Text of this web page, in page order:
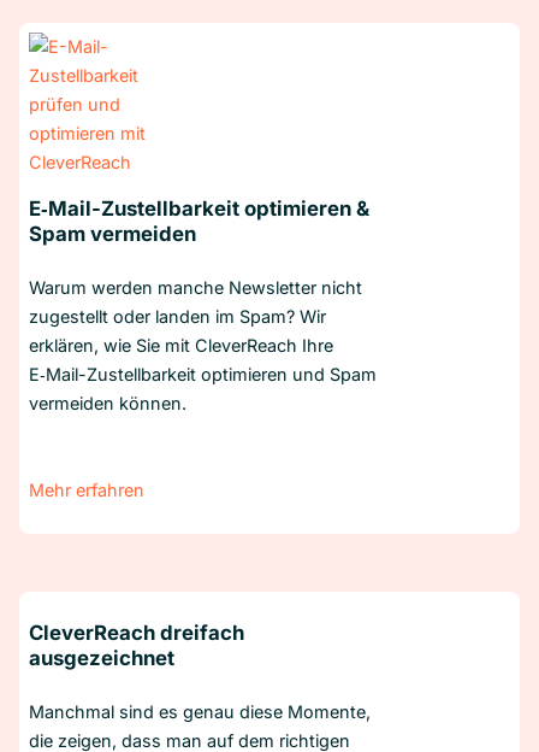
E‑Mail-Zustellbarkeit optimieren &
Spam vermeiden
Warum werden manche Newsletter nicht
zugestellt oder landen im Spam? Wir
erklären, wie Sie mit CleverReach Ihre
E‑Mail-Zustellbarkeit optimieren und Spam
vermeiden können.
Mehr erfahren
CleverReach dreifach
ausgezeichnet
Manchmal sind es genau diese Momente,
die zeigen, dass man auf dem richtigen